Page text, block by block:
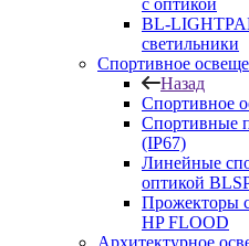
с оптикой
BL-
светильники
Спортивное
Назад
Спортивное
Спортивные
(IP67)
Линейные
оптикой
Прожекторы
HP FLOOD
Архитектурное